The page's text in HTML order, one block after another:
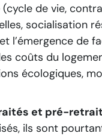
de vie,
socialisation
l’émergence de
coûts du
écologiques,
et pré-
ils sont